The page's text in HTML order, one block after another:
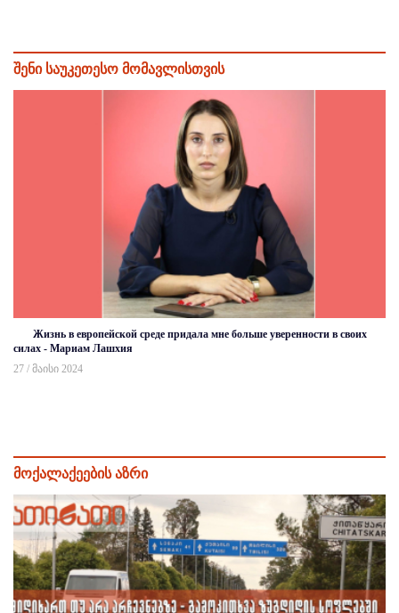
შენი საუკეთესო მომავლისთვის
Жизнь в европейской среде придала мне больше уверенности в своих
силах - Мариам Лашхия
27 / მაისი 2024
მოქალაქეების აზრი